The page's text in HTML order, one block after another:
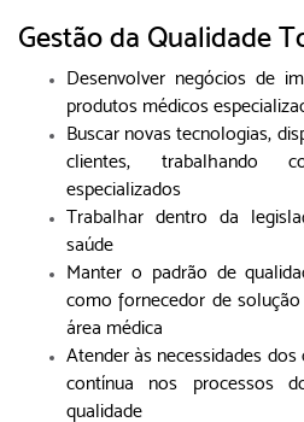
Gestão da Qualidade
Desenvolver negócios de
produtos médicos
Buscar novas tecnologias,
clientes, trabalhando
especializados
Trabalhar dentro da
saúde
Manter o padrão de
como fornecedor de
área médica
Atender às necessidades
contínua nos processos
qualidade